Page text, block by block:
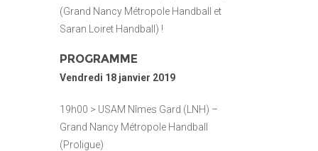
(Grand Nancy Métropole Handball et
Saran Loiret Handball) !
PROGRAMME
Vendredi 18 janvier 2019
19h00 > USAM Nîmes Gard (LNH) –
Grand Nancy Métropole Handball
(Proligue)